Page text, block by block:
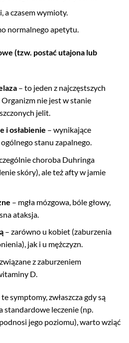
a czasem wymioty.
normalnego apetytu.
(tzw. postać utajona lub
– to jeden z najczęstszych
Organizm nie jest w stanie
jelit.
i osłabienie – wynikające
stanu zapalnego.
choroba Duhringa
skóry), ale też afty w jamie
– mgła mózgowa, bóle głowy,
ataksja.
– zarówno u kobiet (zaburzenia
jak i u mężczyzn.
z zaburzeniem
D.
symptomy, zwłaszcza gdy są
standardowe leczenie (np.
jego poziomu), warto wziąć